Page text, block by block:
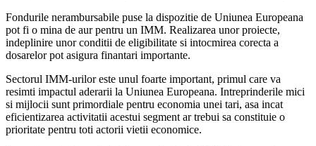
Fondurile nerambursabile puse la dispozitie de Uniunea Europeana
pot fi o mina de aur pentru un IMM. Realizarea unor proiecte,
indeplinire unor conditii de eligibilitate si intocmirea corecta a
dosarelor pot asigura finantari importante.
Sectorul IMM-urilor este unul foarte important, primul care va
resimti impactul aderarii la Uniunea Europeana. Intreprinderile mici
si mijlocii sunt primordiale pentru economia unei tari, asa incat
eficientizarea activitatii acestui segment ar trebui sa constituie o
prioritate pentru toti actorii vietii economice.